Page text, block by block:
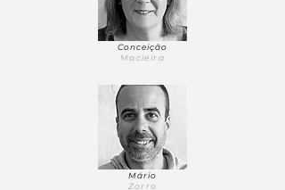
Conceição
Macieira
Mário
Zorro